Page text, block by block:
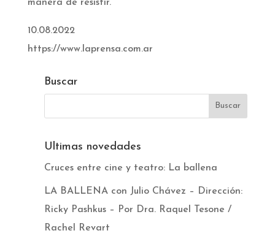
manera de resistir.­
10.08.2022
https://www.laprensa.com.ar
Buscar
Ultimas novedades
Cruces entre cine y teatro: La ballena
LA BALLENA con Julio Chávez – Dirección:
Ricky Pashkus – Por Dra. Raquel Tesone /
Rachel Revart